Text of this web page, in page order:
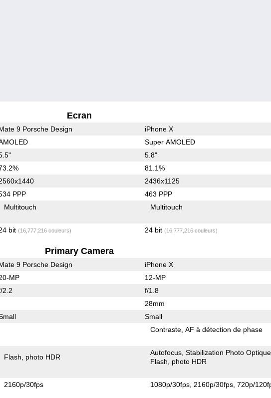
Ecran
9 Porsche Design iPhone X
Super AMOLED
5.8"
81.1%
2436x1125
PPP 463 PPP
Multitouch Multitouch
bit (16,777,216 couleurs) 24 bit (16,777,216 couleurs)
Primary Camera
9 Porsche Design iPhone X
MP 12-MP
2.2 f/1.8
28mm
Small
Contraste AF à détection de phase
Flash photo HDR
Autofocus Stabilization Photo Optique
Flash
photo HDR
2160p/30fps 1080p/30fps 2160p/30fps 720p/